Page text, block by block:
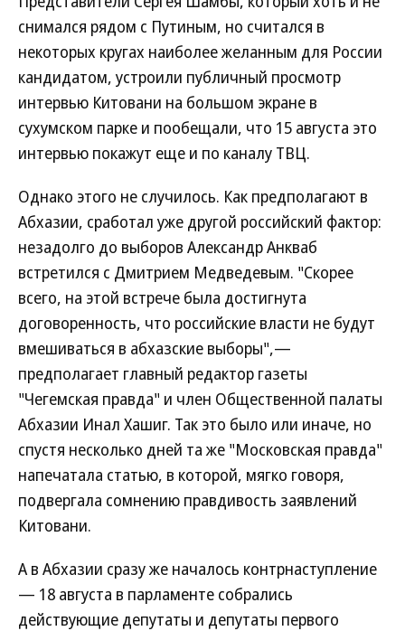
снимался рядом с Путиным, но считался в
некоторых кругах наиболее желанным для России
кандидатом, устроили публичный просмотр
интервью Китовани на большом экране в
сухумском парке и пообещали, что 15 августа это
интервью покажут еще и по каналу ТВЦ.
Однако этого не случилось. Как предполагают в
Абхазии, сработал уже другой российский фактор:
незадолго до выборов Александр Анкваб
встретился с Дмитрием Медведевым. "Скорее
всего, на этой встрече была достигнута
договоренность, что российские власти не будут
вмешиваться в абхазские выборы",—
предполагает главный редактор газеты
"Чегемская правда" и член Общественной палаты
Абхазии Инал Хашиг. Так это было или иначе, но
спустя несколько дней та же "Московская правда"
напечатала статью, в которой, мягко говоря,
подвергала сомнению правдивость заявлений
Китовани.
А в Абхазии сразу же началось контрнаступление
— 18 августа в парламенте собрались
действующие депутаты и депутаты первого